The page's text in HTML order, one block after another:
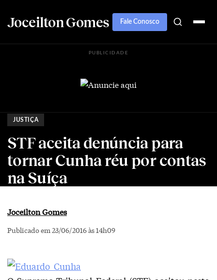
Joceilton Gomes Fale Conosco
PUBLICIDADE
JUSTIÇA
STF aceita denúncia para
tornar Cunha réu por contas
na Suíça
Joceilton Gomes
Publicado em 23/06/2016 às 14h09